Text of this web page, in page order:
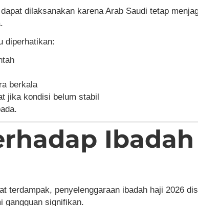
dilaksanakan karena Arab Saudi tetap
diperhatikan:
berkala
jika kondisi belum stabil
Ibadah
terdampak, penyelenggaraan ibadah haji 2026
gangguan signifikan.